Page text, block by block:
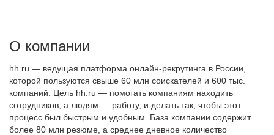
О компании
hh.ru — ведущая платформа онлайн-рекрутинга в России,
которой пользуются свыше 60 млн соискателей и 600 тыс.
компаний. Цель hh.ru — помогать компаниям находить
сотрудников, а людям — работу, и делать так, чтобы этот
процесс был быстрым и удобным. База компании содержит
более 80 млн резюме, а среднее дневное количество